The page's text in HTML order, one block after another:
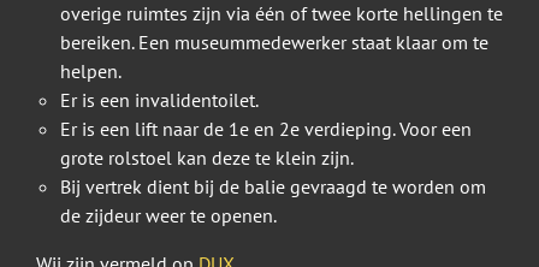
overige ruimtes zijn via één of twee korte hellingen te
bereiken. Een museummedewerker staat klaar om te
helpen.
Er is een invalidentoilet.
Er is een lift naar de 1e en 2e verdieping. Voor een
grote rolstoel kan deze te klein zijn.
Bij vertrek dient bij de balie gevraagd te worden om
de zijdeur weer te openen.